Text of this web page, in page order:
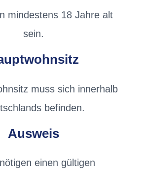
mindestens 18 Jahre alt
sein.
muss sich innerhalb
befinden.
Ausweis
einen gültigen